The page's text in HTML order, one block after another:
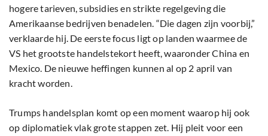
hogere tarieven, subsidies en strikte regelgeving die
Amerikaanse bedrijven benadelen. “Die dagen zijn voorbij,”
verklaarde hij. De eerste focus ligt op landen waarmee de
VS het grootste handelstekort heeft, waaronder China en
Mexico. De nieuwe heffingen kunnen al op 2 april van
kracht worden.
Trumps handelsplan komt op een moment waarop hij ook
op diplomatiek vlak grote stappen zet. Hij pleit voor een